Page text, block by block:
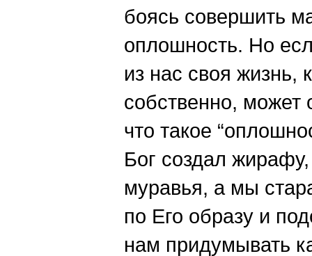
боясь совершить
оплошность. Но
из нас своя жизнь,
собственно, может
что такое
Бог создал
муравья, а мы
по Его образу и
нам придумывать